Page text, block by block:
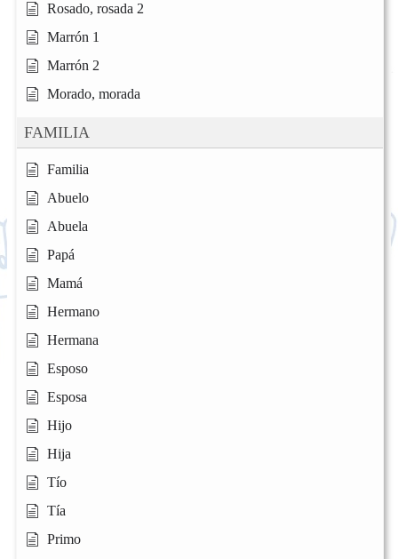
Rosado, rosada 2
Marrón 1
Marrón 2
Morado, morada
FAMILIA
Familia
Abuelo
Abuela
Papá
Mamá
Hermano
Hermana
Esposo
Esposa
Hijo
Hija
Tío
Tía
Primo